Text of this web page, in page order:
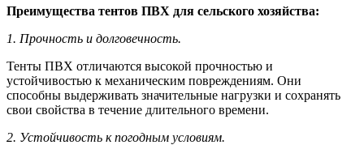
Преимущества тентов ПВХ для сельского хозяйства:
1. Прочность и долговечность.
Тенты ПВХ отличаются высокой прочностью и
устойчивостью к механическим повреждениям. Они
способны выдерживать значительные нагрузки и сохранять
свои свойства в течение длительного времени.
2. Устойчивость к погодным условиям.